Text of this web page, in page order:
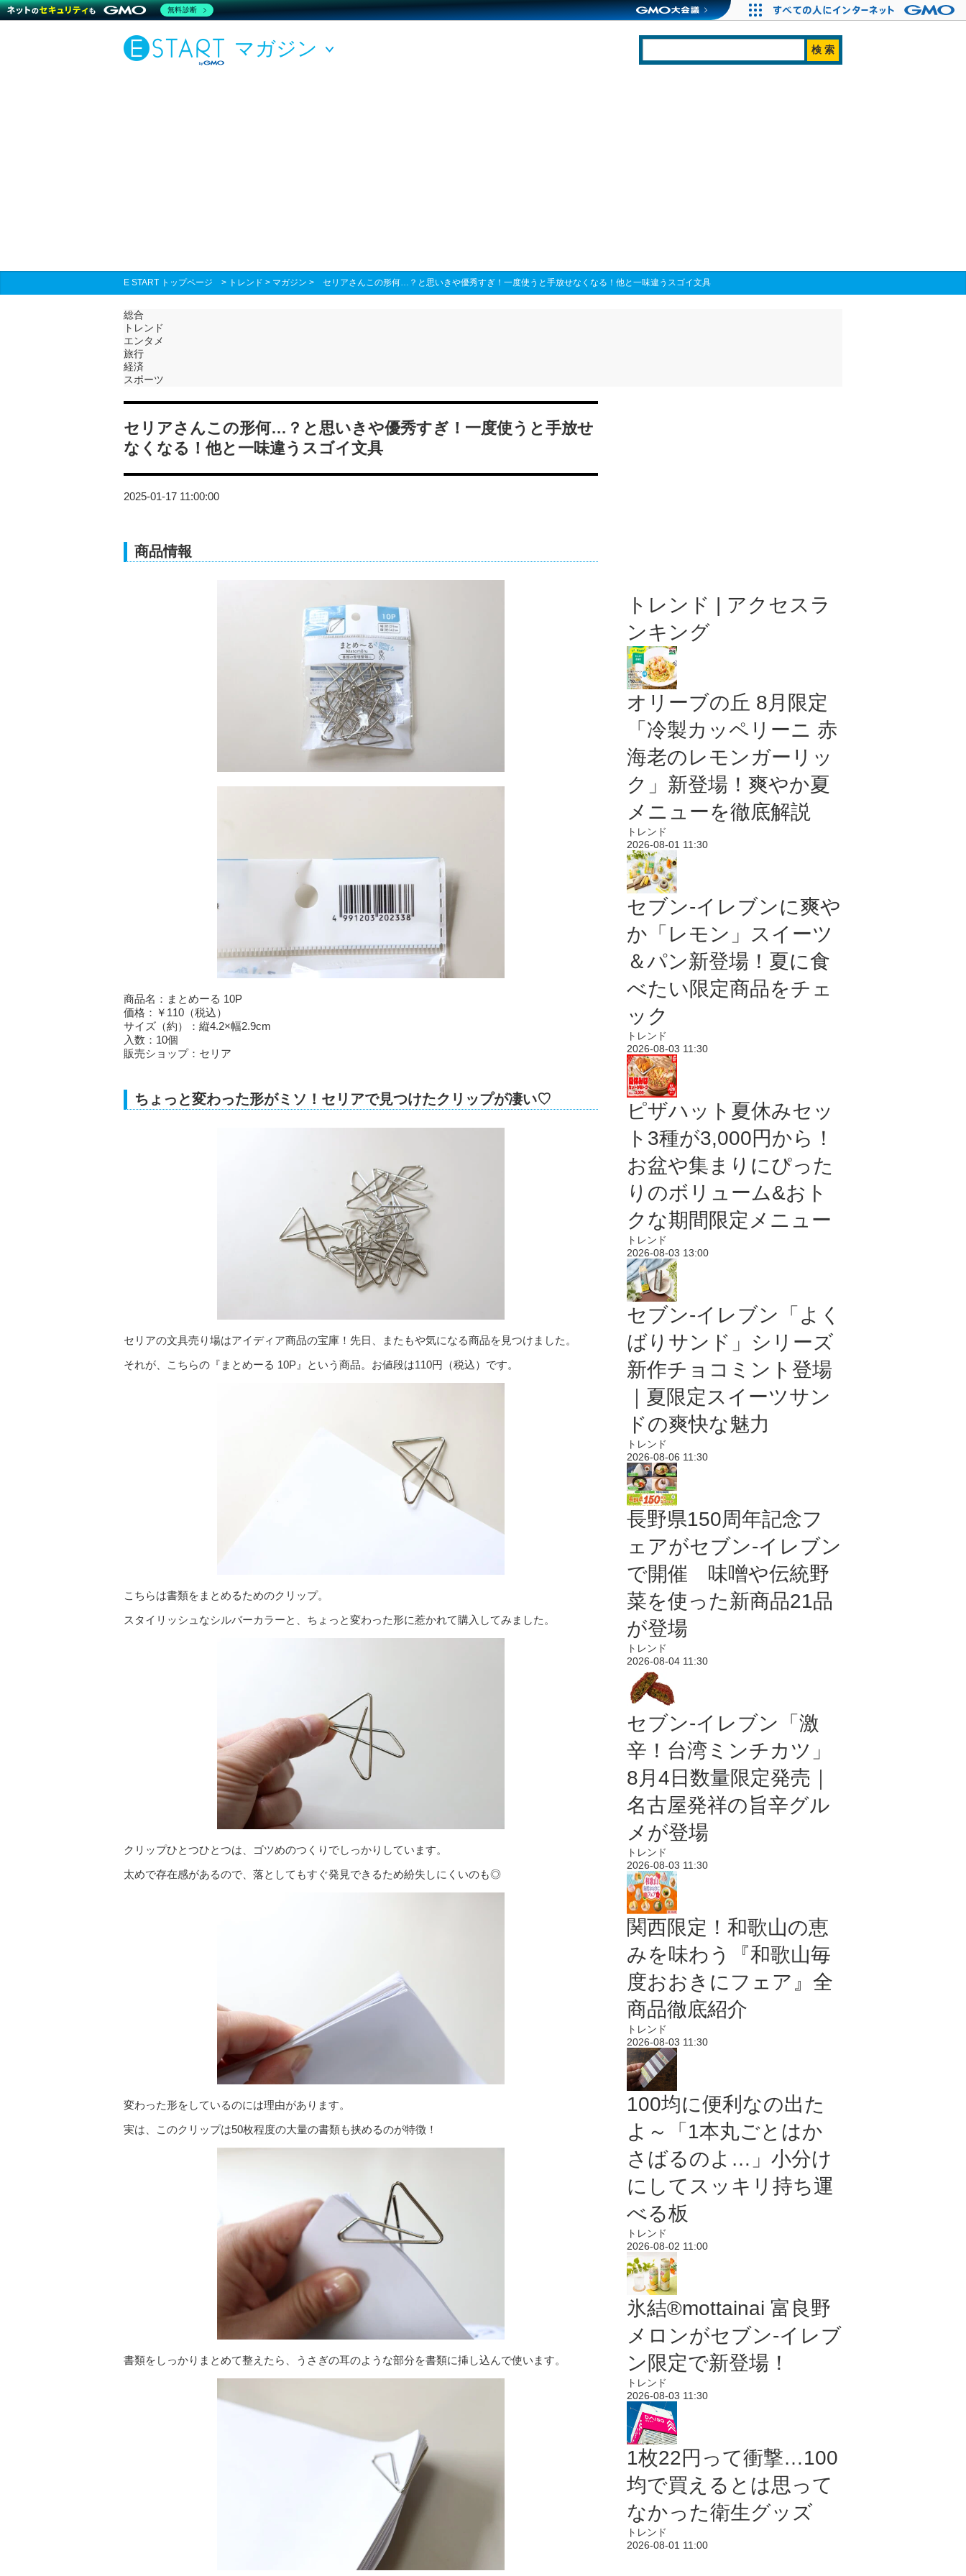
マガジン
E START トップページ > トレンド > マガジン > セリアさんこの形何…？と思いきや優秀すぎ！一度使うと手放せなくなる！他と一味違うスゴイ文具
総合
トレンド
エンタメ
旅行
経済
スポーツ
セリアさんこの形何…？と思いきや優秀すぎ！一度使うと手放せ
なくなる！他と一味違うスゴイ文具
2025-01-17 11:00:00
商品情報
商品名：まとめーる 10P
価格：￥110（税込）
サイズ（約）：縦4.2×幅2.9cm
入数：10個
販売ショップ：セリア
ちょっと変わった形がミソ！セリアで見つけたクリップが凄い♡
セリアの文具売り場はアイディア商品の宝庫！先日、またもや気になる商品を見つけました。
それが、こちらの『まとめーる 10P』という商品。お値段は110円（税込）です。
こちらは書類をまとめるためのクリップ。
スタイリッシュなシルバーカラーと、ちょっと変わった形に惹かれて購入してみました。
クリップひとつひとつは、ゴツめのつくりでしっかりしています。
太めで存在感があるので、落としてもすぐ発見できるため紛失しにくいのも◎
変わった形をしているのには理由があります。
実は、このクリップは50枚程度の大量の書類も挟めるのが特徴！
書類をしっかりまとめて整えたら、うさぎの耳のような部分を書類に挿し込んで使います。
トレンド | アクセスラ
ンキング
オリーブの丘 8月限定
「冷製カッペリーニ 赤
海老のレモンガーリッ
ク」新登場！爽やか夏
メニューを徹底解説
トレンド
2026-08-01 11:30
セブン‐イレブンに爽や
か「レモン」スイーツ
＆パン新登場！夏に食
べたい限定商品をチェ
ック
トレンド
2026-08-03 11:30
ピザハット夏休みセッ
ト3種が3,000円から！
お盆や集まりにぴった
りのボリューム&おト
クな期間限定メニュー
トレンド
2026-08-03 13:00
セブン‐イレブン「よく
ばりサンド」シリーズ
新作チョコミント登場
｜夏限定スイーツサン
ドの爽快な魅力
トレンド
2026-08-06 11:30
長野県150周年記念フ
ェアがセブン-イレブン
で開催 味噌や伝統野
菜を使った新商品21品
が登場
トレンド
2026-08-04 11:30
セブン-イレブン「激
辛！台湾ミンチカツ」
8月4日数量限定発売｜
名古屋発祥の旨辛グル
メが登場
トレンド
2026-08-03 11:30
関西限定！和歌山の恵
みを味わう『和歌山毎
度おおきにフェア』全
商品徹底紹介
トレンド
2026-08-03 11:30
100均に便利なの出た
よ～「1本丸ごとはか
さばるのよ…」小分け
にしてスッキリ持ち運
べる板
トレンド
2026-08-02 11:00
氷結®mottainai 富良野
メロンがセブン‐イレブ
ン限定で新登場！
トレンド
2026-08-03 11:30
1枚22円って衝撃…100
均で買えるとは思って
なかった衛生グッズ
トレンド
2026-08-01 11:00
無料診断